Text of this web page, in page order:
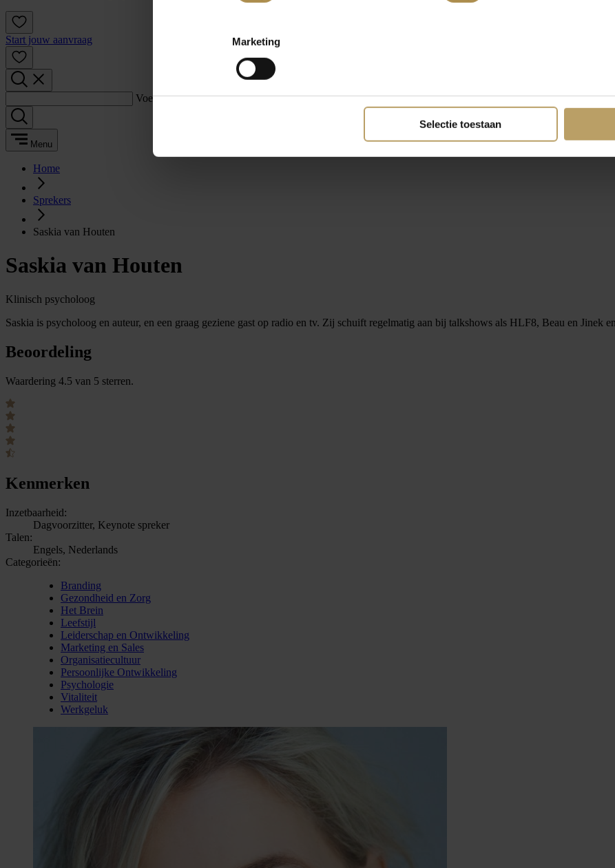
Marketing
Selectie toestaan
Start jouw aanvraag
Voer een zoekterm in:
Menu
Home
Sprekers
Saskia van Houten
Saskia van Houten
Klinisch psycholoog
Saskia is psycholoog en auteur, en een graag geziene gast op radio en tv. Zij schuift regelmatig aan bij talkshows als HLF8, Beau en Jinek
Beoordeling
Waardering 4.5 van 5 sterren.
Kenmerken
Inzetbaarheid:
Dagvoorzitter, Keynote spreker
Talen:
Engels, Nederlands
Categorieën:
Branding
Gezondheid en Zorg
Het Brein
Leefstijl
Leiderschap en Ontwikkeling
Marketing en Sales
Organisatiecultuur
Persoonlijke Ontwikkeling
Psychologie
Vitaliteit
Werkgeluk